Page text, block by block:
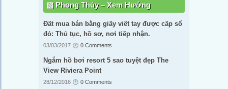
Phong Thủy – Xem Hướng
Đất mua bán bằng giấy viết tay được cấp sổ
đỏ: Thủ tục, hồ sơ, nơi tiếp nhận.
03/03/2017 0 Comments
Ngắm hồ bơi resort 5 sao tuyệt đẹp The
View Riviera Point
28/12/2016 0 Comments